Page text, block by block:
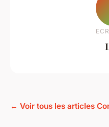
← Voir tous les articles